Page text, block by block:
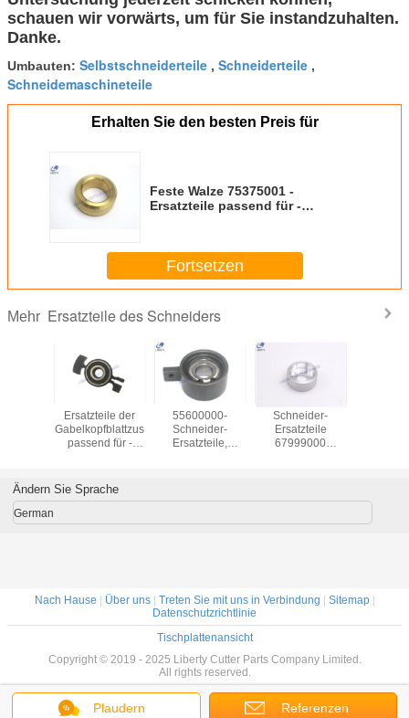
schauen wir vorwärts, um für Sie instandzuhalten.
Danke.
Umbauten: Selbstschneiderteile , Schneiderteile ,
Schneidemaschineteile
Erhalten Sie den besten Preis für
Feste Walze 75375001 -
Ersatzteile passend für -
Fortsetzen
Mehr Ersatzteile des Schneiders
Ersatzteile der
Gabelkopfblattzus
passend für -
74053000-
55600000-
Schneider-
Ersatzteile,
Schneider-
Ersatzteile
67999000
Kurbelwelle für
Plaudern Referenzen
Ändern Sie Sprache
German
Nach Hause Über uns| Treten Sie mit uns in Verbindung Sitemap|
Datenschutzrichtlinie
Tischplattenansicht
Copyright © 2019 - 2025 Liberty Cutter Parts Company Limited.
All rights reserved.